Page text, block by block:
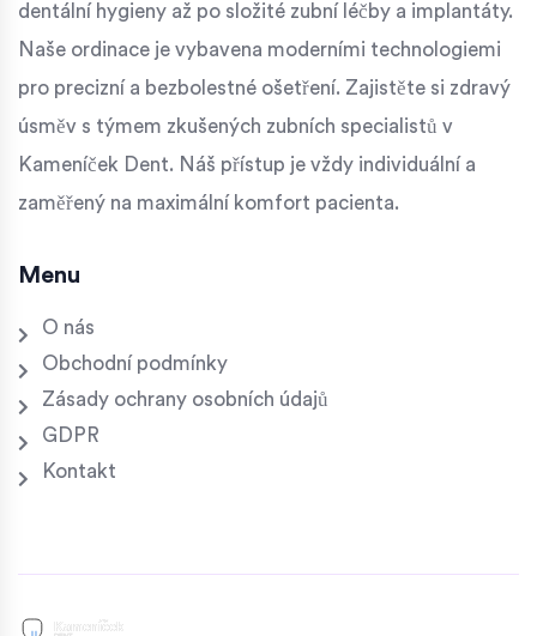
dentální hygieny až po složité zubní léčby a implantáty.
Naše ordinace je vybavena moderními technologiemi
pro precizní a bezbolestné ošetření. Zajistěte si zdravý
úsměv s týmem zkušených zubních specialistů v
Kameníček Dent. Náš přístup je vždy individuální a
zaměřený na maximální komfort pacienta.
Menu
O nás
Obchodní podmínky
Zásady ochrany osobních údajů
GDPR
Kontakt